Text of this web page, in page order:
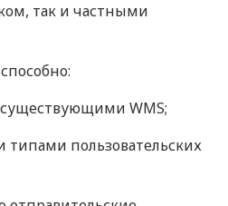
так и частными
существующими WMS;
типами пользовательских